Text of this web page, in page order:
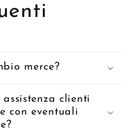
merce?
clienti
con eventuali